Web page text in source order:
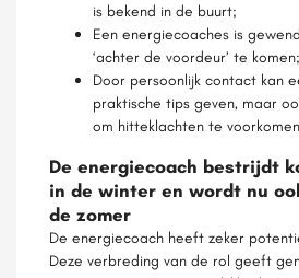
is bekend in de buurt;
Een energiecoaches is
‘achter de voordeur’ te komen;
Door persoonlijk contact kan
praktische tips geven, maar
om hitteklachten te
De energiecoach bestrijdt
in de winter en wordt nu
de zomer
De energiecoach heeft zeker
Deze verbreding van de rol geeft